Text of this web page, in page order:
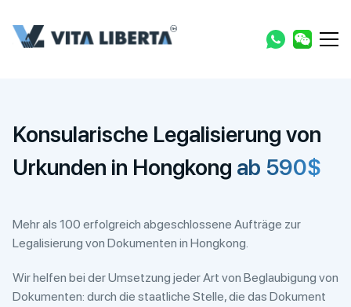
Konsularische Legalisierung von
Urkunden in Hongkong ab 590$
Mehr als 100 erfolgreich abgeschlossene Aufträge zur
Legalisierung von Dokumenten in Hongkong.
Wir helfen bei der Umsetzung jeder Art von Beglaubigung von
Dokumenten: durch die staatliche Stelle, die das Dokument